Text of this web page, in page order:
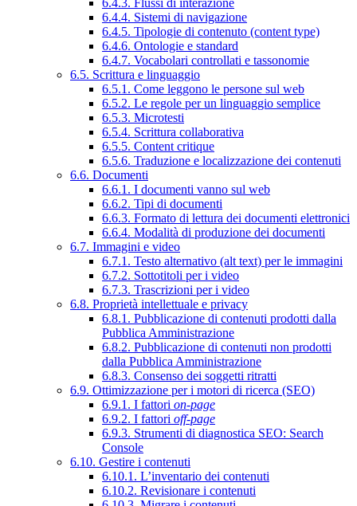
6.4.4. Sistemi di navigazione
6.4.5. Tipologie di contenuto (content type)
6.4.6. Ontologie e standard
6.4.7. Vocabolari controllati e tassonomie
6.5. Scrittura e linguaggio
6.5.1. Come leggono le persone sul web
6.5.2. Le regole per un linguaggio semplice
6.5.3. Microtesti
6.5.4. Scrittura collaborativa
6.5.5. Content critique
6.5.6. Traduzione e localizzazione dei contenuti
6.6. Documenti
6.6.1. I documenti vanno sul web
6.6.2. Tipi di documenti
6.6.3. Formato di lettura dei documenti elettronici
6.6.4. Modalità di produzione dei documenti
6.7. Immagini e video
6.7.1. Testo alternativo (alt text) per le immagini
6.7.2. Sottotitoli per i video
6.7.3. Trascrizioni per i video
6.8. Proprietà intellettuale e privacy
6.8.1. Pubblicazione di contenuti prodotti dalla
Pubblica Amministrazione
6.8.2. Pubblicazione di contenuti non prodotti
dalla Pubblica Amministrazione
6.8.3. Consenso dei soggetti ritratti
6.9. Ottimizzazione per i motori di ricerca (SEO)
6.9.1. I fattori on-page
6.9.2. I fattori off-page
6.9.3. Strumenti di diagnostica SEO: Search
Console
6.10. Gestire i contenuti
6.10.1. L’inventario dei contenuti
6.10.2. Revisionare i contenuti